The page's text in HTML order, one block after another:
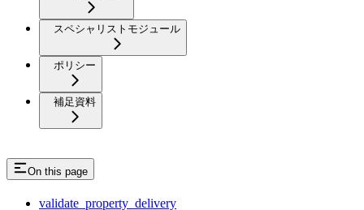
スペシャリストモジュール
ポリシー
補足資料
On this page
validate_property_delivery